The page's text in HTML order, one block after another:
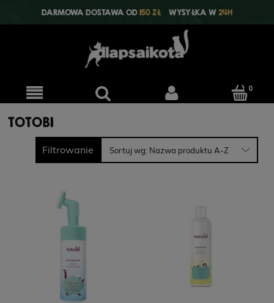
DARMOWA DOSTAWA OD150 ZŁ WYSYŁKA W24H
YORA All Breed
GrainFree Mono Insect,
bezzbożowa sucha
karma dla psów z
YORA Light/Senior Mono
karma dla psów
TOTOBI
Filtrowanie Sortuj wg: Nazwa produktu A-Z